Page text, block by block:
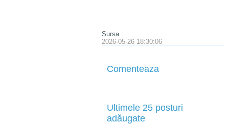
Sursa
2026-05-26 18:30:06
Comenteaza
Ultimele 25 posturi
adăugate